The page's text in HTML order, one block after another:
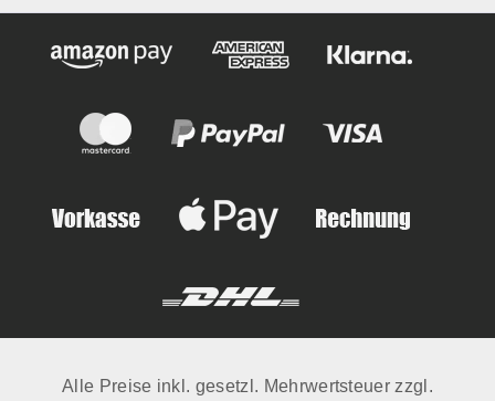
Alle Preise inkl. gesetzl. Mehrwertsteuer zzgl.